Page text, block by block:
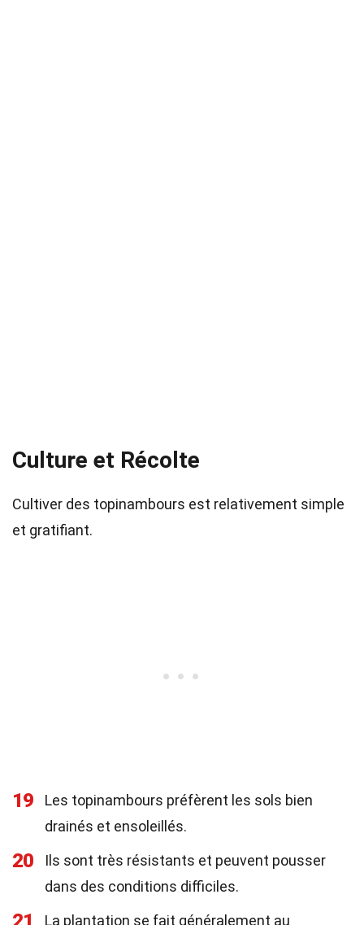
Culture et Récolte
Cultiver des topinambours est relativement simple
et gratifiant.
19
Les topinambours préfèrent les sols bien
drainés et ensoleillés.
20
Ils sont très résistants et peuvent pousser
dans des conditions difficiles.
La plantation se fait généralement au